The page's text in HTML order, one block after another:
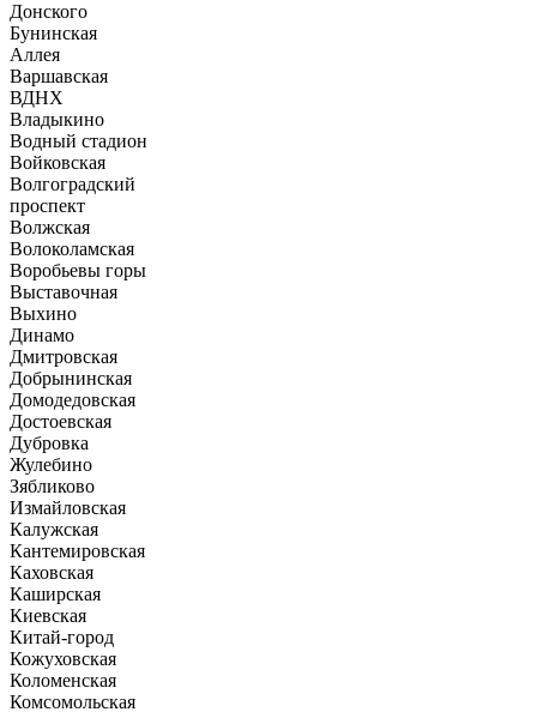
Донского
Бунинская
Аллея
Варшавская
ВДНХ
Владыкино
Водный стадион
Войковская
Волгоградский
проспект
Волжская
Волоколамская
Воробьевы горы
Выставочная
Выхино
Динамо
Дмитровская
Добрынинская
Домодедовская
Достоевская
Дубровка
Жулебино
Зябликово
Измайловская
Калужская
Кантемировская
Каховская
Каширская
Киевская
Китай-город
Кожуховская
Коломенская
Комсомольская